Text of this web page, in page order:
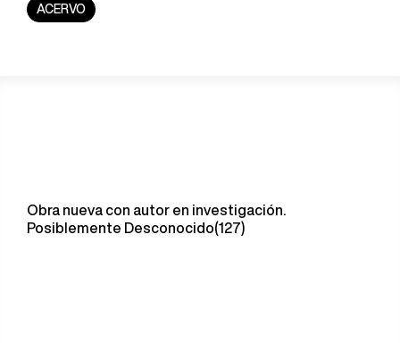
ACERVO
Obra nueva con autor en investigación.
Posiblemente Desconocido(127)